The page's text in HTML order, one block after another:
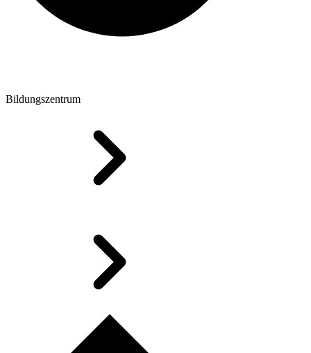
Bildungszentrum